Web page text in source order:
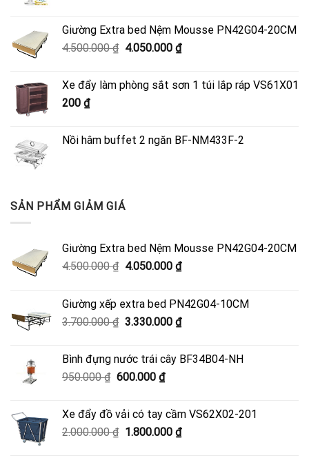
Giường Extra bed Nệm Mousse PN42G04-20CM
4.500.000₫ Giá
4.500.000 ₫.
4.050.000 ₫Giá
là:
Xe đẩy làm phòng sắt sơn 1 túi lắp ráp VS61X01
200 ₫
Nồi hâm buffet 2 ngăn BF-NM433F-2
SẢN PHẨM GIẢM GIÁ
Giường Extra bed Nệm Mousse PN42G04-20CM
4.500.000₫ Giá
4.500.000 ₫.
4.050.000 ₫Giá
là:
4.050.000 ₫.
Giường xếp extra bed PN42G04-10CM
3.700.000₫ Giá
3.700.000 ₫.
3.330.000 ₫Giá
là:
Bình đựng nước trái cây BF34B04-NH
950.000₫ Giá
950.000 ₫.
600.000 ₫Giá
là:
600.000 ₫.
Xe đẩy đồ vải có tay cầm VS62X02-201
2.000.000₫ Giá
1.800.000 ₫Giá